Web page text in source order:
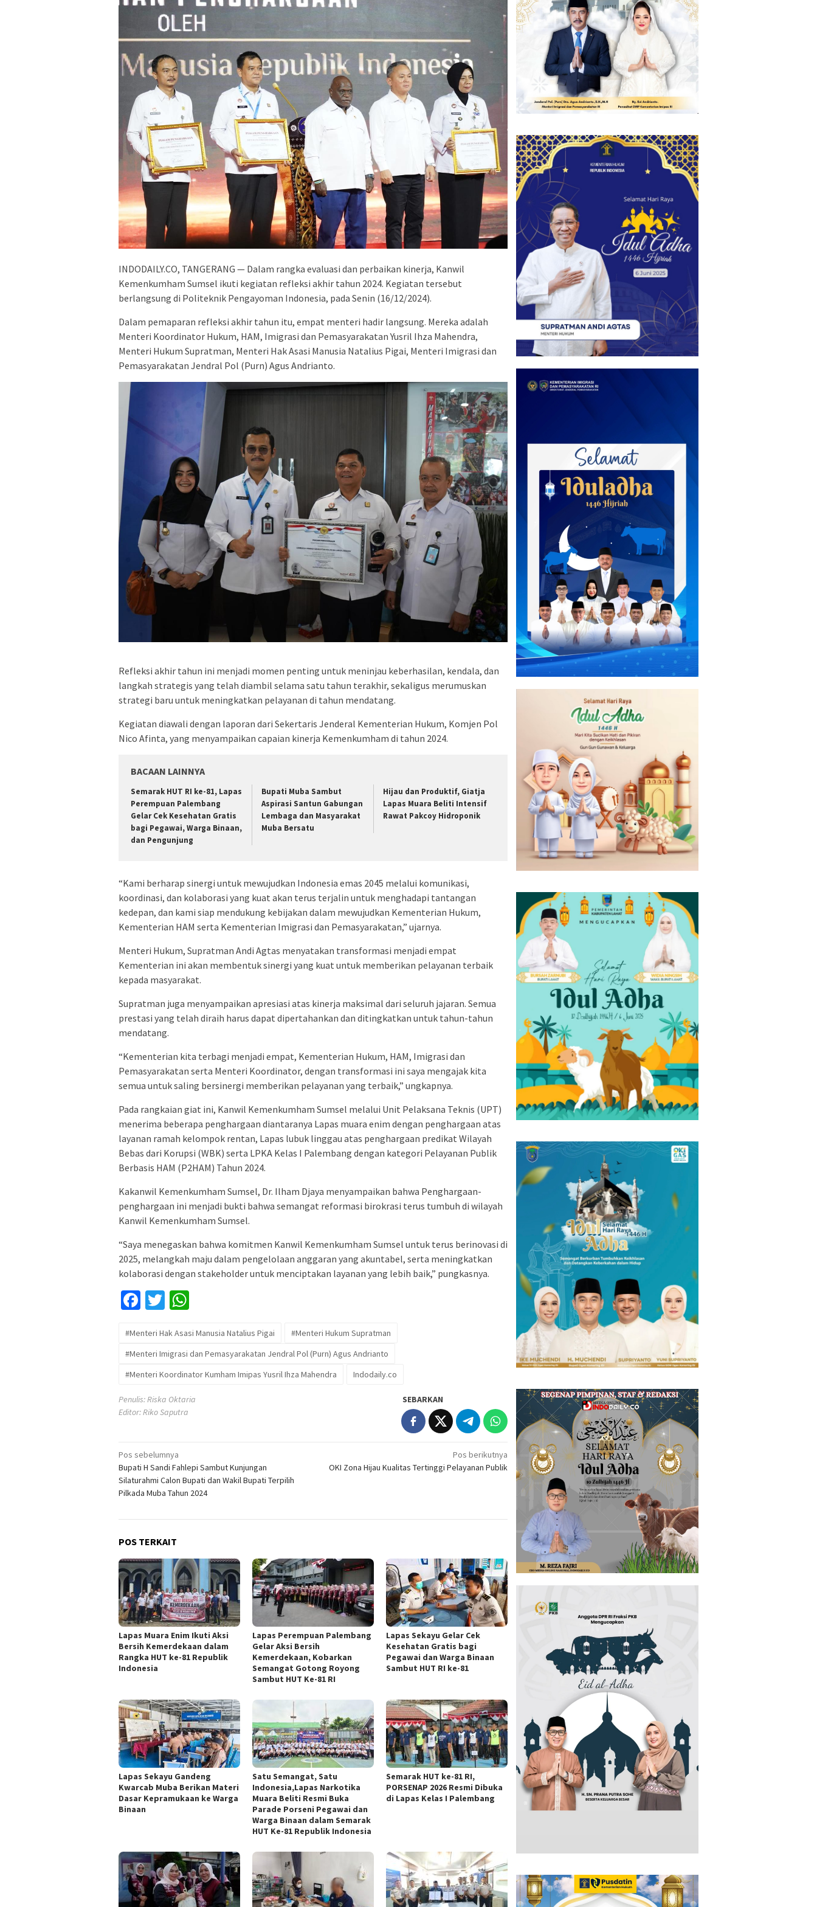
INDODAILY.CO, TANGERANG — Dalam rangka evaluasi dan perbaikan kinerja, Kanwil
Kemenkumham Sumsel ikuti kegiatan refleksi akhir tahun 2024. Kegiatan tersebut
berlangsung di Politeknik Pengayoman Indonesia, pada Senin (16/12/2024).
Dalam pemaparan refleksi akhir tahun itu, empat menteri hadir langsung. Mereka adalah
Menteri Koordinator Hukum, HAM, Imigrasi dan Pemasyarakatan Yusril Ihza Mahendra,
Menteri Hukum Supratman, Menteri Hak Asasi Manusia Natalius Pigai, Menteri Imigrasi dan
Pemasyarakatan Jendral Pol (Purn) Agus Andrianto.
Refleksi akhir tahun ini menjadi momen penting untuk meninjau keberhasilan, kendala, dan
langkah strategis yang telah diambil selama satu tahun terakhir, sekaligus merumuskan
strategi baru untuk meningkatkan pelayanan di tahun mendatang.
Kegiatan diawali dengan laporan dari Sekertaris Jenderal Kementerian Hukum, Komjen Pol
Nico Afinta, yang menyampaikan capaian kinerja Kemenkumham di tahun 2024.
BACAAN LAINNYA
Semarak HUT RI ke-81, Lapas
Perempuan Palembang
Gelar Cek Kesehatan Gratis
bagi Pegawai, Warga Binaan,
dan Pengunjung
Bupati Muba Sambut
Aspirasi Santun Gabungan
Lembaga dan Masyarakat
Muba Bersatu
Hijau dan Produktif, Giatja
Lapas Muara Beliti Intensif
Rawat Pakcoy Hidroponik
“Kami berharap sinergi untuk mewujudkan Indonesia emas 2045 melalui komunikasi,
koordinasi, dan kolaborasi yang kuat akan terus terjalin untuk menghadapi tantangan
kedepan, dan kami siap mendukung kebijakan dalam mewujudkan Kementerian Hukum,
Kementerian HAM serta Kementerian Imigrasi dan Pemasyarakatan,” ujarnya.
Menteri Hukum, Supratman Andi Agtas menyatakan transformasi menjadi empat
Kementerian ini akan membentuk sinergi yang kuat untuk memberikan pelayanan terbaik
kepada masyarakat.
Supratman juga menyampaikan apresiasi atas kinerja maksimal dari seluruh jajaran. Semua
prestasi yang telah diraih harus dapat dipertahankan dan ditingkatkan untuk tahun-tahun
mendatang.
“Kementerian kita terbagi menjadi empat, Kementerian Hukum, HAM, Imigrasi dan
Pemasyarakatan serta Menteri Koordinator, dengan transformasi ini saya mengajak kita
semua untuk saling bersinergi memberikan pelayanan yang terbaik,” ungkapnya.
Pada rangkaian giat ini, Kanwil Kemenkumham Sumsel melalui Unit Pelaksana Teknis (UPT)
menerima beberapa penghargaan diantaranya Lapas muara enim dengan penghargaan atas
layanan ramah kelompok rentan, Lapas lubuk linggau atas penghargaan predikat Wilayah
Bebas dari Korupsi (WBK) serta LPKA Kelas I Palembang dengan kategori Pelayanan Publik
Berbasis HAM (P2HAM) Tahun 2024.
Kakanwil Kemenkumham Sumsel, Dr. Ilham Djaya menyampaikan bahwa Penghargaan-
penghargaan ini menjadi bukti bahwa semangat reformasi birokrasi terus tumbuh di wilayah
Kanwil Kemenkumham Sumsel.
“Saya menegaskan bahwa komitmen Kanwil Kemenkumham Sumsel untuk terus berinovasi di
2025, melangkah maju dalam pengelolaan anggaran yang akuntabel, serta meningkatkan
kolaborasi dengan stakeholder untuk menciptakan layanan yang lebih baik,” pungkasnya.
Facebook
Twitter
#Menteri Hak Asasi Manusia Natalius Pigai
#Menteri Hukum Supratman
#Menteri Imigrasi dan Pemasyarakatan Jendral Pol (Purn) Agus Andrianto
#Menteri Koordinator Kumham Imipas Yusril Ihza Mahendra
Indodaily.co
Penulis: Riska Oktaria
Editor: Riko Saputra
SEBARKAN
Navigasi
pos
Pos sebelumnya
Bupati H Sandi Fahlepi Sambut Kunjungan
Silaturahmi Calon Bupati dan Wakil Bupati Terpilih
Pilkada Muba Tahun 2024
Pos berikutnya
OKI Zona Hijau Kualitas Tertinggi Pelayanan Publik
POS TERKAIT
Lapas Muara Enim Ikuti Aksi
Bersih Kemerdekaan dalam
Rangka HUT ke-81 Republik
Indonesia
Lapas Perempuan Palembang
Gelar Aksi Bersih
Kemerdekaan, Kobarkan
Semangat Gotong Royong
Sambut HUT Ke-81 RI
Lapas Sekayu Gelar Cek
Kesehatan Gratis bagi
Pegawai dan Warga Binaan
Sambut HUT RI ke-81
Lapas Sekayu Gandeng
Kwarcab Muba Berikan Materi
Dasar Kepramukaan ke Warga
Binaan
Satu Semangat, Satu
Indonesia,Lapas Narkotika
Muara Beliti Resmi Buka
Parade Porseni Pegawai dan
Warga Binaan dalam Semarak
HUT Ke-81 Republik Indonesia
Semarak HUT ke-81 RI,
PORSENAP 2026 Resmi Dibuka
di Lapas Kelas I Palembang